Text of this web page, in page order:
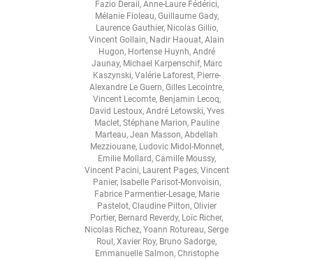
Fazio Derail, Anne-Laure Fédérici,
Mélanie Fioleau, Guillaume Gady,
Laurence Gauthier, Nicolas Gillio,
Vincent Gollain, Nadir Haouat, Alain
Hugon, Hortense Huynh, André
Jaunay, Michael Karpenschif, Marc
Kaszynski, Valérie Laforest, Pierre-
Alexandre Le Guern, Gilles Lecointre,
Vincent Lecomte, Benjamin Lecoq,
David Lestoux, André Letowski, Yves
Maclet, Stéphane Marion, Pauline
Marteau, Jean Masson, Abdellah
Mezziouane, Ludovic Midol-Monnet,
Emilie Mollard, Camille Moussy,
Vincent Pacini, Laurent Pages, Vincent
Panier, Isabelle Parisot-Monvoisin,
Fabrice Parmentier-Lesage, Marie
Pastelot, Claudine Pilton, Olivier
Portier, Bernard Reverdy, Loïc Richer,
Nicolas Richez, Yoann Rotureau, Serge
Roul, Xavier Roy, Bruno Sadorge,
Emmanuelle Salmon, Christophe